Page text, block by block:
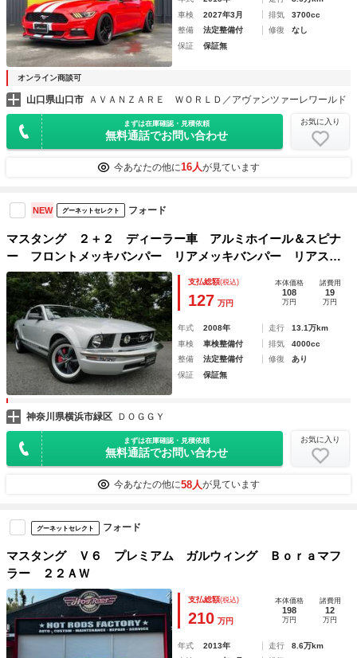
車検
2027年3月 排気
3700cc
整備
法定整備付 修復
なし
保証
保証無
オンライン商談可
山口県山口市 ＡＶＡＮＺＡＲＥ ＷＯＲＬＤ／アヴァンツァーレワールド
まずは在庫確認・見積依頼
無料通話でお問い合わせ
お気に入り
今あなたの他に16人が見ています
NEW グーネットセレクト フォード
マスタング ２＋２ ディーラー車 アルミホイール＆スピナ
ー フロントメッキバンパー リアメッキバンパー リアスポ
イラー テールレンズ レザーシート パワーシート テレ
ビ ナビゲーション ＥＴＣ
支払総額(税込)
127 万円
本体価格
108
万円
諸費用
19
万円
年式 2008年 走行
13.1万km
車検
車検整備付 排気
4000cc
整備
法定整備付 修復
あり
保証
保証無
神奈川県横浜市緑区 ＤＯＧＧＹ
まずは在庫確認・見積依頼
無料通話でお問い合わせ
お気に入り
今あなたの他に58人が見ています
グーネットセレクト フォード
マスタング Ｖ６ プレミアム ガルウィング Ｂｏｒａマフ
ラー ２２ＡＷ
支払総額(税込)
210 万円
本体価格
198
万円
諸費用
12
万円
年式 2013年 走行
8.6万km